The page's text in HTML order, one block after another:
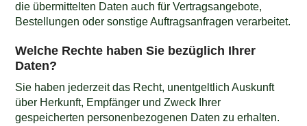
die übermittelten Daten auch für Vertragsangebote,
Bestellungen oder sonstige Auftragsanfragen verarbeitet.
Welche Rechte haben Sie bezüglich Ihrer
Daten?
Sie haben jederzeit das Recht, unentgeltlich Auskunft
über Herkunft, Empfänger und Zweck Ihrer
gespeicherten personenbezogenen Daten zu erhalten.